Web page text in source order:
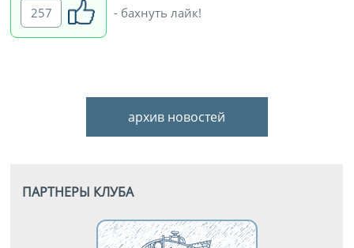
257 - бахнуть лайк!
архив новостей
ПАРТНЕРЫ КЛУБА